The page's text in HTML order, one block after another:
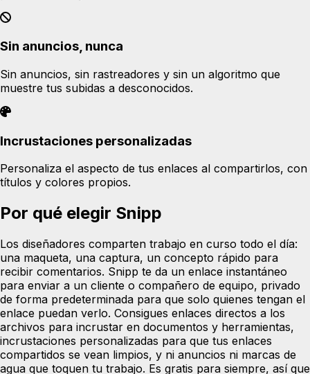
Sin anuncios, nunca
Sin anuncios, sin rastreadores y sin un algoritmo que
muestre tus subidas a desconocidos.
Incrustaciones personalizadas
Personaliza el aspecto de tus enlaces al compartirlos, con
títulos y colores propios.
Por qué elegir Snipp
Los diseñadores comparten trabajo en curso todo el día:
una maqueta, una captura, un concepto rápido para
recibir comentarios. Snipp te da un enlace instantáneo
para enviar a un cliente o compañero de equipo, privado
de forma predeterminada para que solo quienes tengan el
enlace puedan verlo. Consigues enlaces directos a los
archivos para incrustar en documentos y herramientas,
incrustaciones personalizadas para que tus enlaces
compartidos se vean limpios, y ni anuncios ni marcas de
agua que toquen tu trabajo. Es gratis para siempre, así que